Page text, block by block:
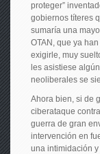
proteger”
gobiernos títeres
sumaría una
OTAN, que ya
exigirle, muy
les asistiese
neoliberales se
Ahora bien, si de
ciberataque
guerra de gran
intervención en
una intimidación